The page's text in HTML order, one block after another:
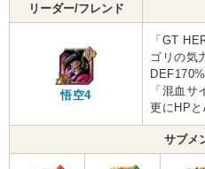
リーダー/フレンド
悟空4
「GT
ゴリの気
「混血
更にHP
サブメ